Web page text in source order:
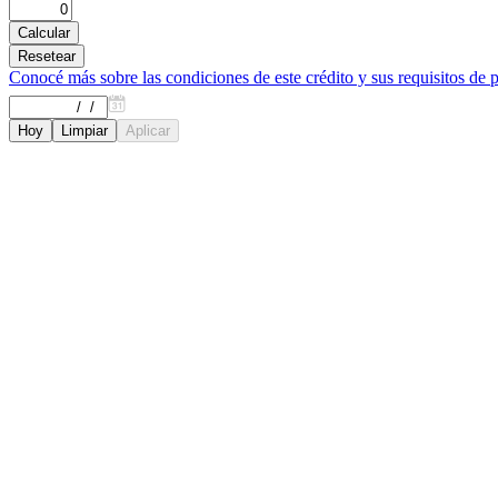
Conocé más sobre las condiciones de este crédito y sus requisitos de
Hoy Limpiar Aplicar